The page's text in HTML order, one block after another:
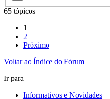
65 tópicos
1
2
Próximo
Voltar ao Índice do Fórum
Ir para
Informativos e Novidades